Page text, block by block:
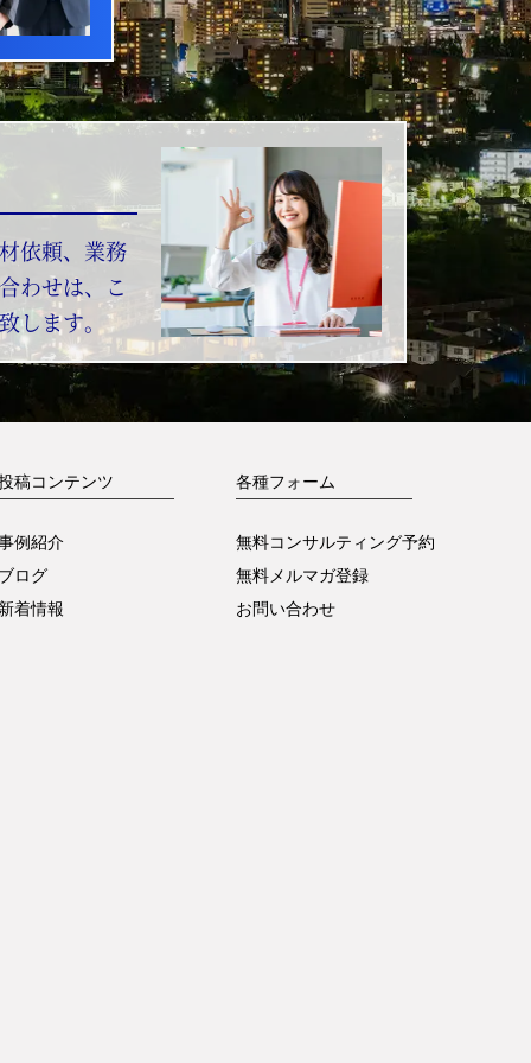
依頼、業務
わせは、こ
します。
稿コンテンツ
例紹介
ログ
着情報
各種フォーム
無料コンサルティング予約
無料メルマガ登録
お問い合わせ